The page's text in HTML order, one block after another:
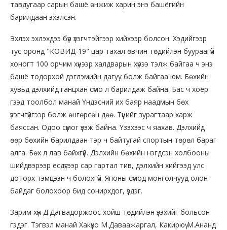
тавдугаар сарын башё өнжиж харин энэ башёгийн
барилдаан эхэлсэн.
Эхлэх эхлэхдээ бүр үзэгчтэйгээр хийхээр болсон. Хэдийгээр
тус оронд "КОВИД-19" цар тахал өвчин төдийлэн буураагүй
хоногт 100 орчим хүнээр халдварын хүрээ тэлж байгаа ч энэ
башё тодорхой дэглэмийн дагуу болж байгаа юм. Бөхийн
хувьд дэлхийд ганцхан сүмо л барилдаж байна. Бас ч хоёр
гээд тоолбол манай Үндэсний их баяр наадмын бөх
үзэгчгүйгээр болж өнгөрсөн дөө. Түүнийг зурагтаар харж
баяссан. Одоо сүмог үзэж байна. Үзэхээс ч яахав. Дэлхийд
өөр бөхийн барилдаан тэр ч байтугай спортын төрөл бараг
алга. Бөх л лав байхгүй. Дэлхийн бөхийн нэгдсэн холбооны
шийдвэрээр есдүгээр сар гартал тив, дэлхийн хийгээд улс
доторх тэмцээн ч болохгүй. Японы сүмод монголчууд олон
байдаг болохоор бид сонирхдог, үздэг.
Зарим хүн Д.Дагвадоржоос хойш төдийлэн үзэхийг больсон
гэдэг. Тэгвэл манай Хакүхо М.Даваажаргал, Какирюү М.Ананд